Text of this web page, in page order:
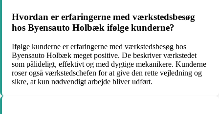
Hvordan er erfaringerne med værkstedsbesøg
hos Byensauto Holbæk ifølge kunderne?
Ifølge kunderne er erfaringerne med værkstedsbesøg hos
Byensauto Holbæk meget positive. De beskriver værkstedet
som pålideligt, effektivt og med dygtige mekanikere. Kunderne
roser også værkstedschefen for at give den rette vejledning og
sikre, at kun nødvendigt arbejde bliver udført.